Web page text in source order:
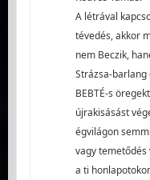
A létrával
tévedés, akkor
nem Beczik,
Strázsa-barlang
BEBTÉ-s
újrakisásást
égvilágon
vagy temetődés
a ti